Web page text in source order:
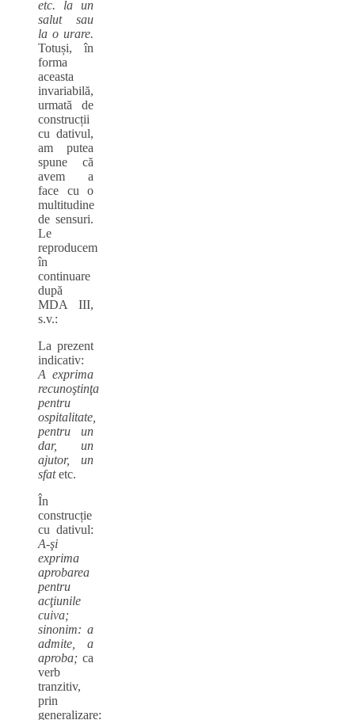
etc. la un
salut sau
la o urare.
Totuși, în
forma
aceasta
invariabilă,
urmată de
construcții
cu dativul,
am putea
spune că
avem a
face cu o
multitudine
de sensuri.
Le
reproducem
în
continuare
după
MDA III,
s.v.:
La prezent
indicativ:
A exprima
recunoştinţa
pentru
ospitalitate,
pentru un
dar, un
ajutor, un
sfatetc.
În
construcție
cu dativul:
A-şi
exprima
aprobarea
pentru
acţiunile
cuiva;
sinonim: a
admite, a
aproba; ca
verb
tranzitiv,
prin
generalizare: